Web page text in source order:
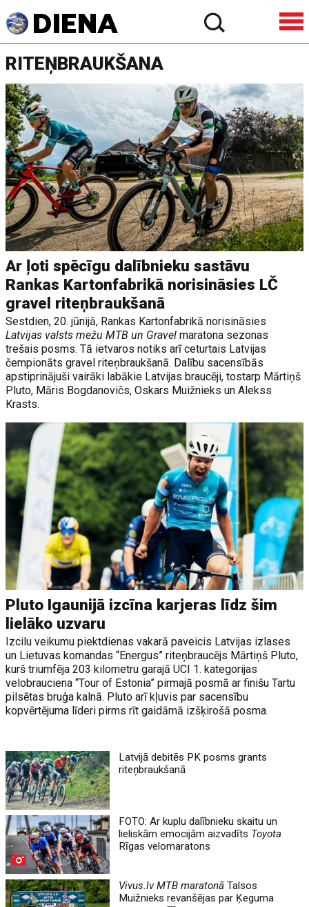
RITEŅBRAUKŠANA
Ar ļoti spēcīgu dalībnieku sastāvu
Rankas Kartonfabrikā norisināsies LČ
gravel riteņbraukšanā
Sestdien, 20. jūnijā, Rankas Kartonfabrikā norisināsies
Latvijas valsts mežu MTB un Gravel maratona sezonas
trešais posms. Tā ietvaros notiks arī ceturtais Latvijas
čempionāts gravel riteņbraukšanā. Dalību sacensībās
apstiprinājuši vairāki labākie Latvijas braucēji, tostarp Mārtiņš
Pluto, Māris Bogdanovičs, Oskars Muižnieks un Alekss
Krasts.
Pluto Igaunijā izcīna karjeras līdz šim
lielāko uzvaru
Izcilu veikumu piektdienas vakarā paveicis Latvijas izlases
un Lietuvas komandas “Energus” riteņbraucējs Mārtiņš Pluto,
kurš triumfēja 203 kilometru garajā UCI 1. kategorijas
velobrauciena “Tour of Estonia” pirmajā posmā ar finišu Tartu
pilsētas bruģa kalnā. Pluto arī kļuvis par sacensību
kopvērtējuma līderi pirms rīt gaidāmā izšķirošā posma.
Latvijā debitēs PK posms grants
riteņbraukšanā
FOTO: Ar kuplu dalībnieku skaitu un
lieliskām emocijām aizvadīts Toyota
Rīgas velomaratons
Vivus.lv MTB maratonā Talsos
Muižnieks revanšējas par Ķeguma